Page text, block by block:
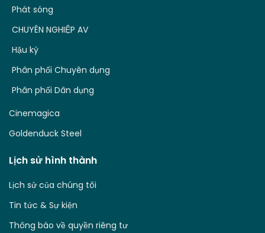
Phân phối Dân dụng
Phân phối Chuyên dụng
Hậu kỳ
CHUYÊN NGHIỆP AV
Phát sóng
Cinemagica
Goldenduck Steel
Lịch sử hình thành
Lịch sử của chúng tôi
Tin tức & Sự kiện
Thông báo về quyền riêng tư